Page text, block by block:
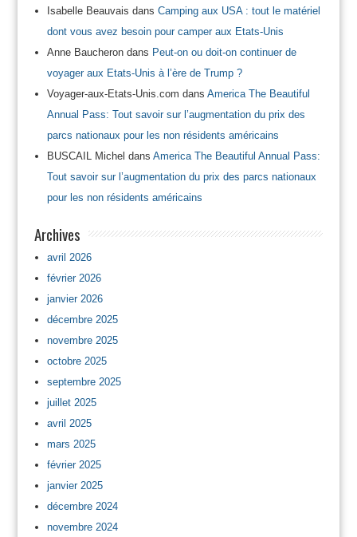
Isabelle Beauvais dans Camping aux USA : tout le matériel
dont vous avez besoin pour camper aux Etats-Unis
Anne Baucherondans Peut-on ou doit-on continuer de
voyager aux Etats-Unis à l’ère de Trump ?
Voyager-aux-Etats-Unis.com dans America The Beautiful
Annual Pass: Tout savoir sur l’augmentation du prix des
parcs nationaux pour les non résidents américains
BUSCAIL Michel dans America The Beautiful Annual Pass:
Tout savoir sur l’augmentation du prix des parcs nationaux
pour les non résidents américains
Archives
avril 2026
février 2026
janvier 2026
décembre 2025
novembre 2025
octobre 2025
septembre 2025
juillet 2025
avril 2025
mars 2025
février 2025
janvier 2025
décembre 2024
novembre 2024